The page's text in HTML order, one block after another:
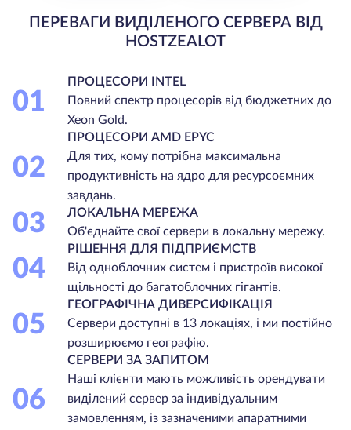
ПЕРЕВАГИ ВИДІЛЕНОГО СЕРВЕРА ВІД
HOSTZEALOT
01
ПРОЦЕСОРИ INTEL
Повний спектр процесорів від бюджетних до
Xeon Gold.
02
ПРОЦЕСОРИ AMD EPYC
Для тих, кому потрібна максимальна
продуктивність на ядро для ресурсоємних
завдань.
03
ЛОКАЛЬНА МЕРЕЖА
Об'єднайте свої сервери в локальну мережу.
04
РІШЕННЯ ДЛЯ ПІДПРИЄМСТВ
Від одноблочних систем і пристроїв високої
щільності до багатоблочних гігантів.
05
ГЕОГРАФІЧНА ДИВЕРСИФІКАЦІЯ
Сервери доступні в 13 локаціях, і ми постійно
розширюємо географію.
06
СЕРВЕРИ ЗА ЗАПИТОМ
Наші клієнти мають можливість орендувати
виділений сервер за індивідуальним
замовленням, із зазначеними апаратними